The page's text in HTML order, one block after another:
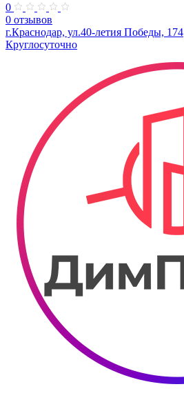
0
0 отзывов
г.Краснодар, ул.40-летия Победы, 174
Круглосуточно